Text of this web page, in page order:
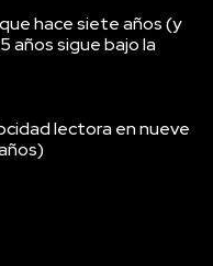
hace siete años (y
años sigue bajo la
lectora en nueve